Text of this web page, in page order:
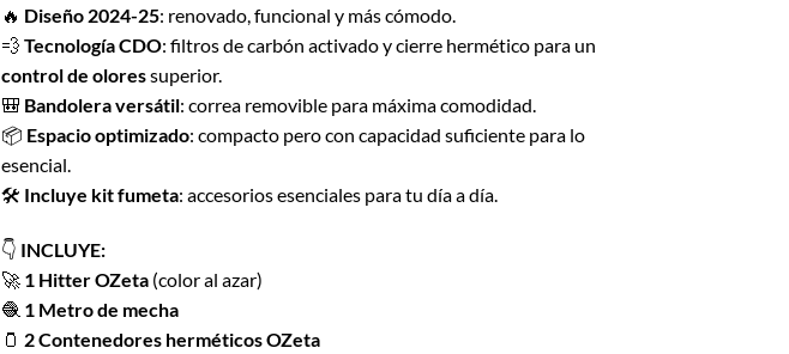
base a
valoraciones
de clientes
🔥 Diseño 2024-25: renovado, funcional y más cómodo.
💨 Tecnología CDO: filtros de carbón activado y cierre hermético para un
control de oloressuperior.
🎒 Bandolera versátil: correa removible para máxima comodidad.
📦 Espacio optimizado: compacto pero con capacidad suficiente para lo
esencial.
🛠️ Incluye kit fumeta: accesorios esenciales para tu día a día.
👇 INCLUYE:
🚀 1 Hitter OZeta (color al azar)
🧶 1 Metro de mecha
🫙 2 Contenedores herméticos OZeta